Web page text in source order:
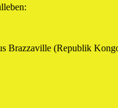
Brazzaville (Republik